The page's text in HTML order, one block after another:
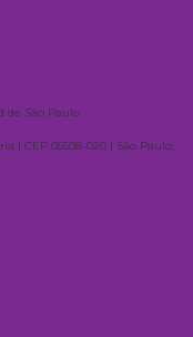
de São Paulo
| CEP 05508-020 | São Paulo,